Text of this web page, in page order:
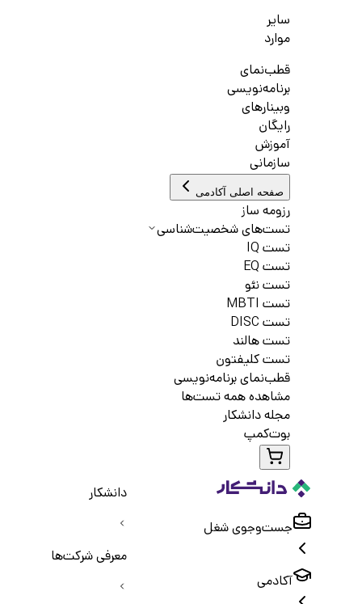
سایر
موارد
قطب‌نمای
برنامه‌نویسی
وبینارهای
رایگان
آموزش
سازمانی
صفحه اصلی آکادمی
رزومه ساز
تست‌های شخصیت‌شناسی
تست IQ
تست EQ
تست نئو
تست MBTI
تست DISC
تست هالند
تست کلیفتون
قطب‌نمای برنامه‌نویسی
مشاهده همه تست‌ها
مجله دانشکار
بوت‌کمپ
جست‌و‌جوی شغل
آکادمی
دانشکار
معرفی شرکت‌ها